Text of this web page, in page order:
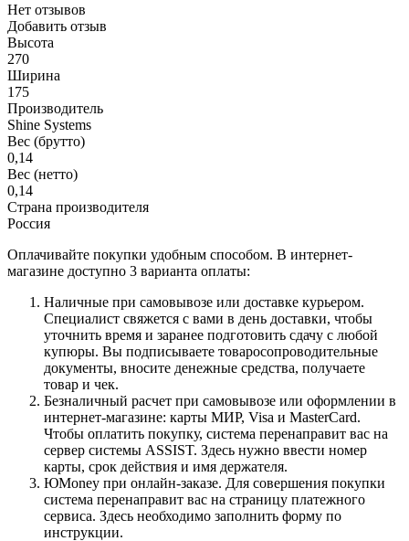
Нет отзывов
Добавить отзыв
Высота
270
Ширина
175
Производитель
Shine Systems
Вес (брутто)
0,14
Вес (нетто)
0,14
Страна производителя
Россия
Оплачивайте покупки удобным способом. В интернет-
магазине доступно 3 варианта оплаты:
Наличные при самовывозе или доставке курьером.
Специалист свяжется с вами в день доставки, чтобы
уточнить время и заранее подготовить сдачу с любой
купюры. Вы подписываете товаросопроводительные
документы, вносите денежные средства, получаете
товар и чек.
Безналичный расчет при самовывозе или оформлении в
интернет-магазине: карты МИР, Visa и MasterCard.
Чтобы оплатить покупку, система перенаправит вас на
сервер системы ASSIST. Здесь нужно ввести номер
карты, срок действия и имя держателя.
ЮMoney при онлайн-заказе. Для совершения покупки
система перенаправит вас на страницу платежного
сервиса. Здесь необходимо заполнить форму по
инструкции.